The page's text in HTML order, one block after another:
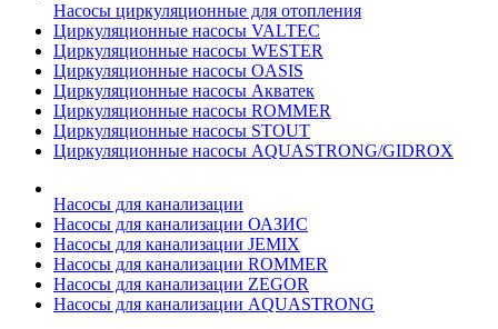
Насосы циркуляционные для отопления
Циркуляционные насосы VALTEC
Циркуляционные насосы WESTER
Циркуляционные насосы OASIS
Циркуляционные насосы Акватек
Циркуляционные насосы ROMMER
Циркуляционные насосы STOUT
Циркуляционные насосы AQUASTRONG/GIDROX
Насосы для канализации
Насосы для канализации ОАЗИС
Насосы для канализации JEMIX
Насосы для канализации ROMMER
Насосы для канализации ZEGOR
Насосы для канализации AQUASTRONG